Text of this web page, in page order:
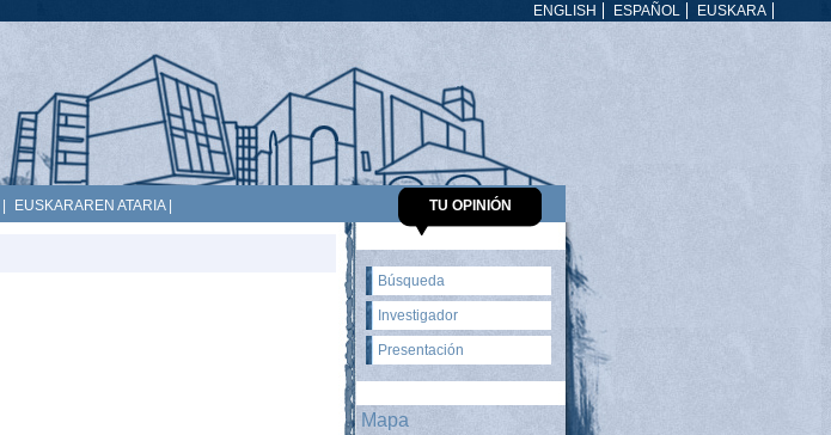
EUSKARA
ESPAÑOL
ENGLISH
EUSKARAREN ATARIA| TU OPINIÓN
Búsqueda
Investigador
Presentación
Mapa